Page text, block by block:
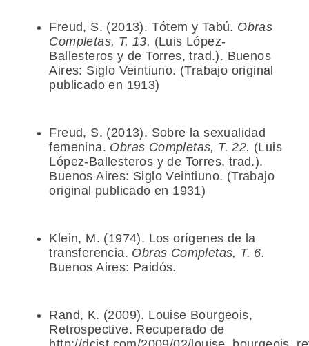
Freud, S. (2013). Tótem y Tabú. Obras
Completas, T. 13. (Luis López-
Ballesteros y de Torres, trad.). Buenos
Aires: Siglo Veintiuno. (Trabajo original
publicado en 1913)
Freud, S. (2013). Sobre la sexualidad
femenina. Obras Completas, T. 22. (Luis
López-Ballesteros y de Torres, trad.).
Buenos Aires: Siglo Veintiuno. (Trabajo
original publicado en 1931)
Klein, M. (1974). Los orígenes de la
transferencia. Obras Completas, T. 6.
Buenos Aires: Paidós.
Rand, K. (2009). Louise Bourgeois,
Retrospective. Recuperado de